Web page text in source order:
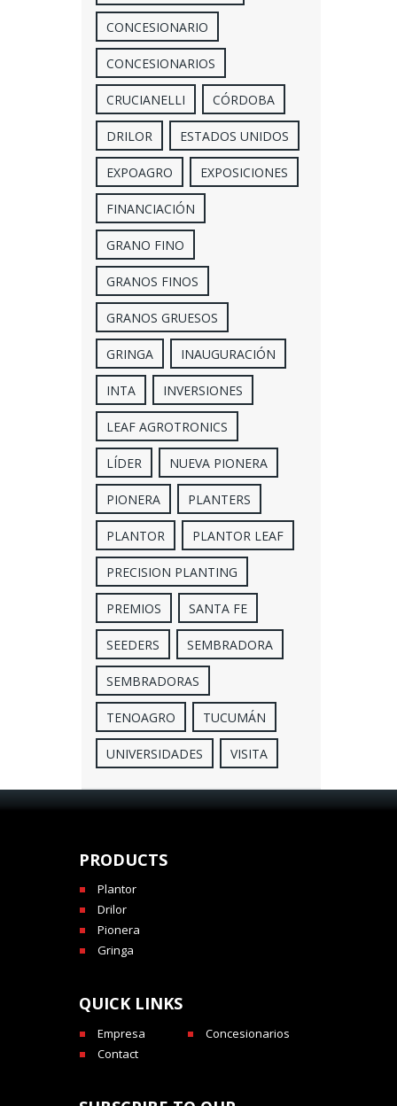
CONCESIONARIO
CONCESIONARIOS
CRUCIANELLI CÓRDOBA
DRILOR ESTADOS UNIDOS
EXPOAGRO EXPOSICIONES
FINANCIACIÓN
GRANO FINO
GRANOS FINOS
GRANOS GRUESOS
GRINGA INAUGURACIÓN
INTA INVERSIONES
LEAF AGROTRONICS
LÍDER NUEVA PIONERA
PIONERA PLANTERS
PLANTOR PLANTOR LEAF
PRECISION PLANTING
PREMIOS SANTA FE
SEEDERS SEMBRADORA
SEMBRADORAS
TENOAGRO TUCUMÁN
UNIVERSIDADES VISITA
PRODUCTS
Plantor
Drilor
Pionera
Gringa
QUICK LINKS
Empresa
Concesionarios
Contact